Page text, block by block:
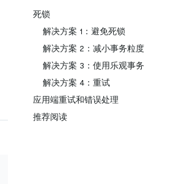
死锁
解决方案 1：避免死锁
解决方案 2：减小事务粒度
解决方案 3：使用乐观事务
解决方案 4：重试
应用端重试和错误处理
推荐阅读